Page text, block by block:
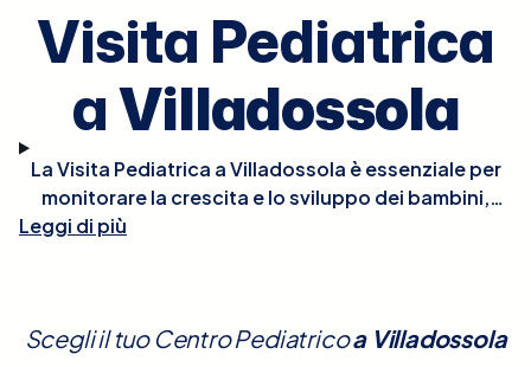
Visita Pediatrica
aVilladossola
La Visita Pediatrica a Villadossola è essenziale per
monitorare la crescita e lo sviluppo dei bambini,
nonché per la prevenzione e il trattamento di
neurologico e comportamentale, e del benessere
Leggi di più
Scegli il tuo Centro Pediatricoa Villadossola